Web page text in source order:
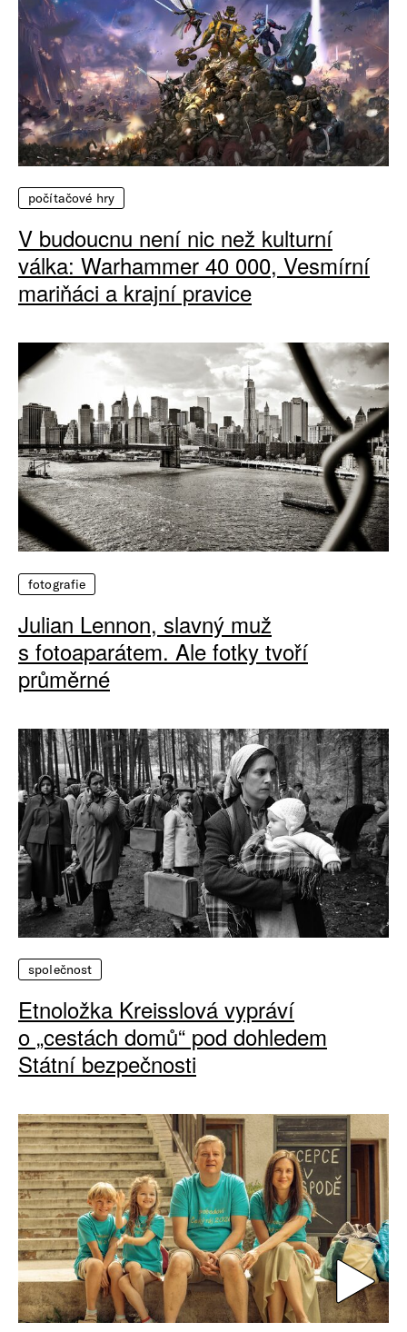
počítačové hry
V budoucnu není nic než kulturní
válka: Warhammer 40 000, Vesmírní
mariňáci a krajní pravice
fotografie
Julian Lennon, slavný muž
s fotoaparátem. Ale fotky tvoří
průměrné
společnost
Etnoložka Kreisslová vypráví
o „cestách domů“ pod dohledem
Státní bezpečnosti